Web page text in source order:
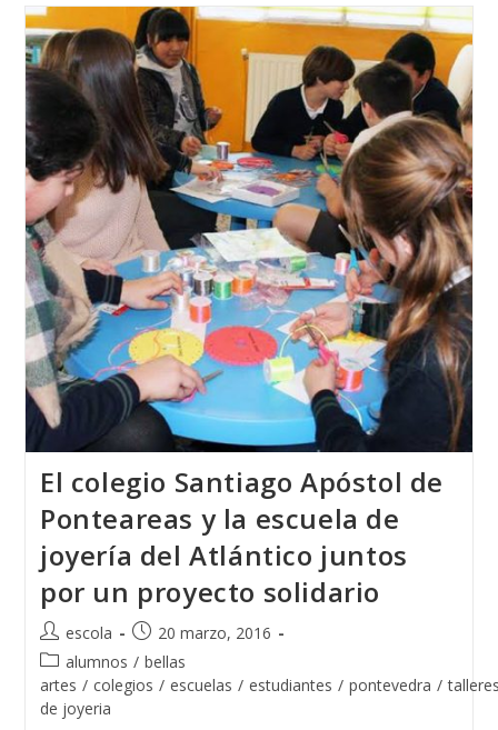
Joyas
De
La
Escuela
De
Joyería
Del
Atlántico
Presentes
En
ART-
XOVE
El colegio Santiago Apóstol de
Ponteareas y la escuela de
joyería del Atlántico juntos
por un proyecto solidario
Autor
de
la
entrada:
escola
Publicación
de
la
entrada:
20 marzo, 2016
Categoría
de
la
alumnos / bellas
artes / colegios / escuelas / estudiantes / pontevedra /
de joyeria